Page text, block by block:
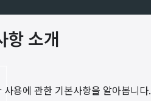
소개
용에 관한 기본사항을 알아봅니다.